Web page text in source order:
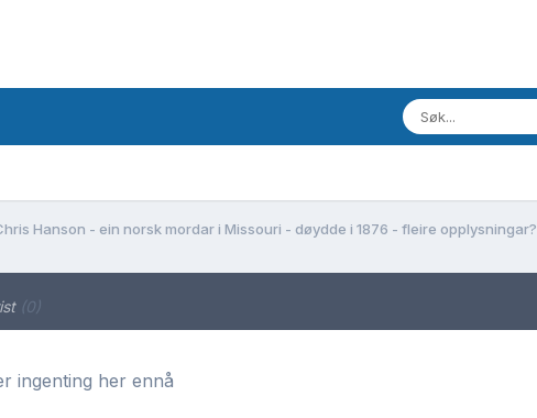
Hanson - ein norsk mordar i Missouri - døydde i 1876 - fleire opplysningar?
(0)
ingenting her ennå